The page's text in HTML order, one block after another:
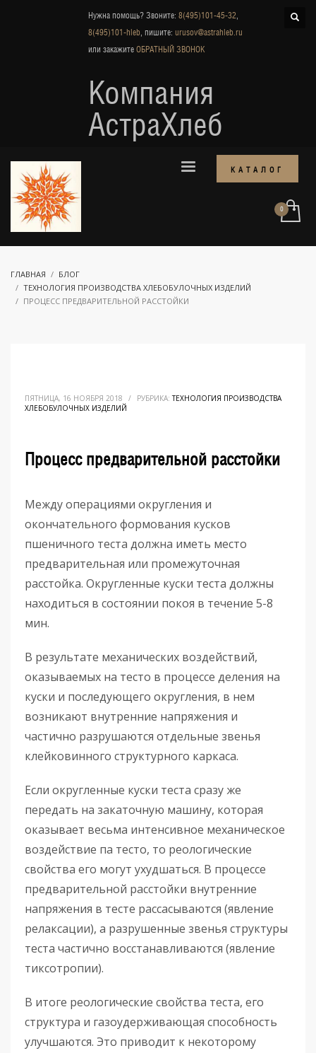
Нужна помощь? Звоните: 8(495)101-45-32,
8(495)101-hleb, пишите: urusov@astrahleb.ru
или закажите ОБРАТНЫЙ ЗВОНОК
Компания
АстраХлеб
КАТАЛОГ
ГЛАВНАЯ
БЛОГ
ТЕХНОЛОГИЯ ПРОИЗВОДСТВА ХЛЕБОБУЛОЧНЫХ ИЗДЕЛИЙ
ПРОЦЕСС ПРЕДВАРИТЕЛЬНОЙ РАССТОЙКИ
ПЯТНИЦА, 16 НОЯБРЯ 2018 / РУБРИКА:ТЕХНОЛОГИЯ ПРОИЗВОДСТВА
ХЛЕБОБУЛОЧНЫХ ИЗДЕЛИЙ
Процесс предварительной расстойки
Между операциями округления и
окончательного формования кусков
пшеничного теста должна иметь место
предварительная или промежуточная
расстойка. Округленные куски теста должны
находиться в состоянии покоя в течение 5-8
мин.
В результате механических воздействий,
оказываемых на тесто в процессе деления на
куски и последующего округления, в нем
возникают внутренние напряжения и
частично разрушаются отдельные звенья
клейковинного структурного каркаса.
Если округленные куски теста сразу же
передать на закаточную машину, которая
оказывает весьма интенсивное механическое
воздействие па тесто, то реологические
свойства его могут ухудшаться. В процессе
предварительной расстойки внутренние
напряжения в тесте рассасываются (явление
релаксации), а разрушенные звенья структуры
теста частично восстанавливаются (явление
тиксотропии).
В итоге реологические свойства теста, его
структура и газоудерживающая способность
улучшаются. Это приводит к некоторому